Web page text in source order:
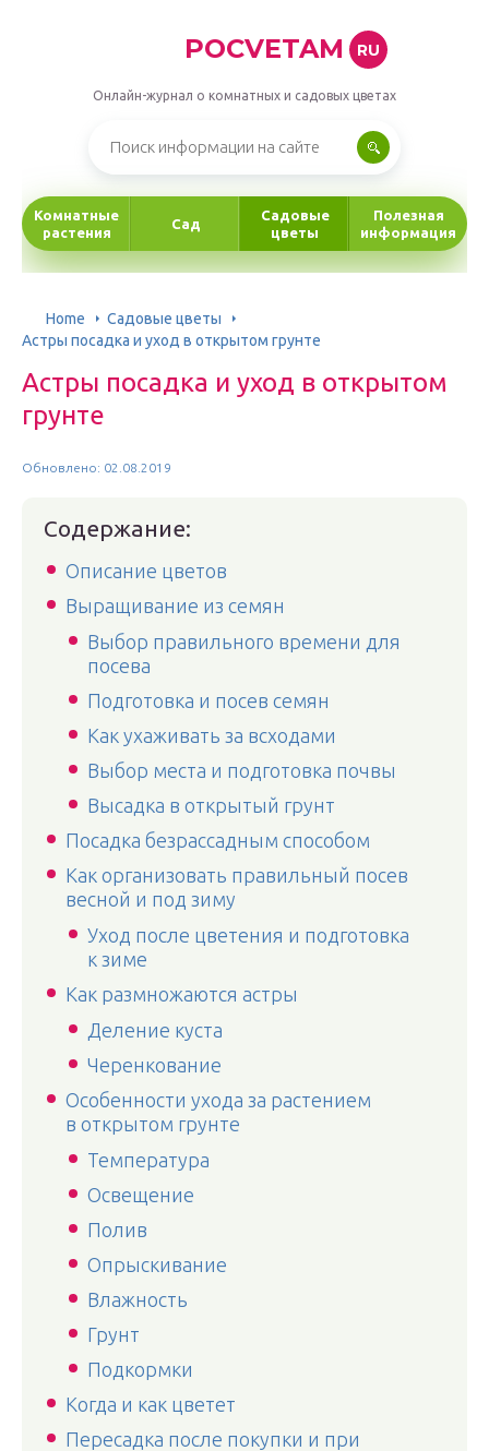
POCVETAM RU
Онлайн-журнал о комнатных и садовых цветах
Комнатные
растения
Сад
Садовые
цветы
Полезная
информация
Home
Садовые цветы
Астры посадка и уход в открытом грунте
Астры посадка и уход в открытом
грунте
Обновлено: 02.08.2019
Содержание:
Описание цветов
Выращивание из семян
Выбор правильного времени для
посева
Подготовка и посев семян
Как ухаживать за всходами
Выбор места и подготовка почвы
Высадка в открытый грунт
Посадка безрассадным способом
Как организовать правильный посев
весной и под зиму
Уход после цветения и подготовка
к зиме
Как размножаются астры
Деление куста
Черенкование
Особенности ухода за растением
в открытом грунте
Температура
Освещение
Полив
Опрыскивание
Влажность
Грунт
Подкормки
Когда и как цветет
Пересадка после покупки и при